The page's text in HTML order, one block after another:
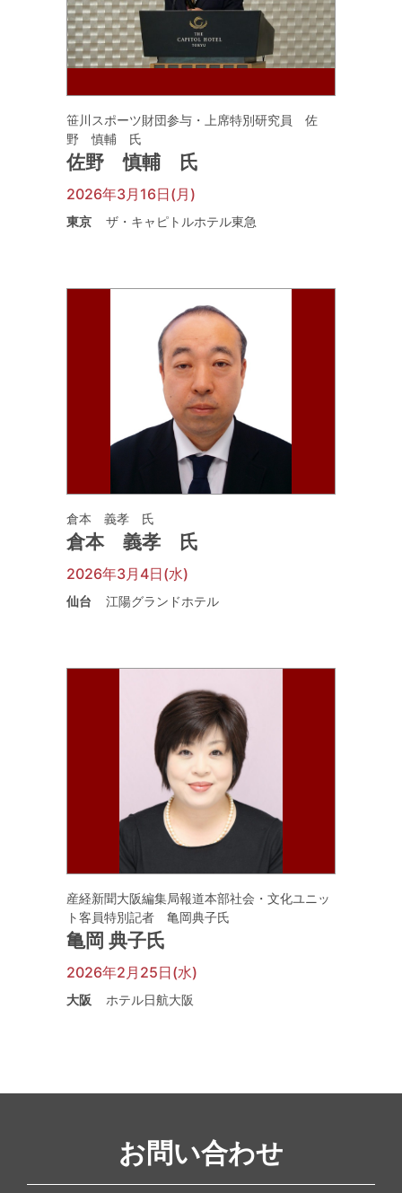
笹川スポーツ財団参与・上席特別研究員 佐
野 慎輔 氏
佐野 慎輔 氏
2026年3月16日(月)
東京 ザ・キャピトルホテル東急
倉本 義孝 氏
倉本 義孝 氏
2026年3月4日(水)
仙台 江陽グランドホテル
産経新聞大阪編集局報道本部社会・文化ユニッ
ト客員特別記者 亀岡典子氏
亀岡 典子氏
2026年2月25日(水)
大阪 ホテル日航大阪
お問い合わせ